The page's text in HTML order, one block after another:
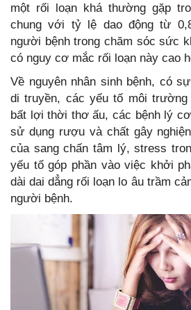
một rối loạn khá thường gặp
chung với tỷ lệ dao động từ
người bệnh trong chăm sóc sức
có nguy cơ mắc rối loạn này cao
Về nguyên nhân sinh bệnh, có
di truyền, các yếu tố môi
bất lợi thời thơ ấu, các bệnh lý
sử dụng rượu và chất gây
của sang chấn tâm lý, stress
yếu tố góp phần vào việc khởi
dài dai dẳng rối loạn lo âu trầm
người bệnh.